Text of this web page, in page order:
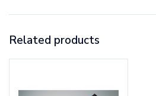
Related products